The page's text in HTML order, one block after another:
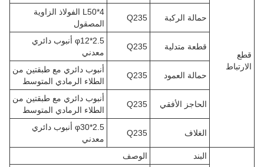
قطع
الارتباط
حمالة الركبة Q235
L50*4 الفولاذ الزاوية
المصقول
قطعة متدلية Q235
φ12*2.5 أنبوب دائري
معدني
حمالة العمود Q235
أنبوب دائري مع طبقتين من
الطلاء الرمادي المتوسط
الحاجز الأفقي Q235
أنبوب دائري مع طبقتين من
الطلاء الرمادي المتوسط
الغلاف Q235
φ30*2.5 أنبوب دائري
معدني
البند
الوصف